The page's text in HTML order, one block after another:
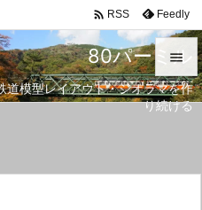
80パーミル
道模型レイアウト・ジオラマを作
り続ける


メニュ
 RSS Feedly